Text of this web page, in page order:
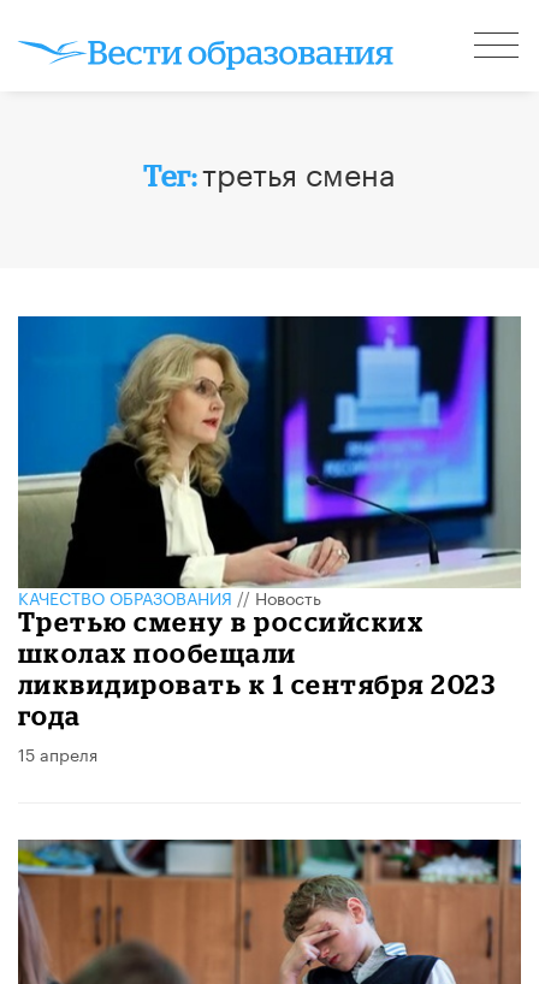
Тег:третья смена
КАЧЕСТВО ОБРАЗОВАНИЯ//Новость
Третью смену в российских
школах пообещали
ликвидировать к 1 сентября 2023
года
15 апреля